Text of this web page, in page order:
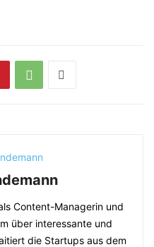
Content-Managerin und
über interessante und
die Startups aus dem